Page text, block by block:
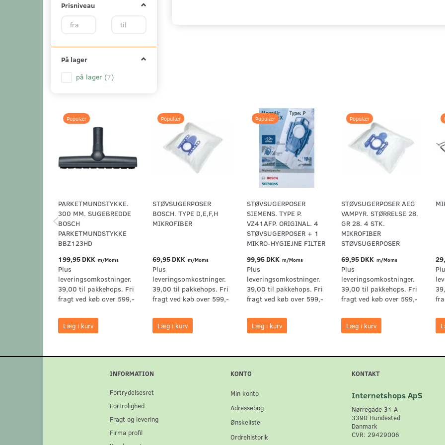
Prisniveau
På lager
på lager (7)
Populær
PARKETMUNDSTYKKE.
300 MM. SUGEBREDDE
BOSCH
PARKETMUNDSTYKKE
BBZ123HD
199,95 DKK m/Moms
Plus
leveringsomkostninger.
39,00 til pakkehops. Fri
fragt ved køb over 599,-
Læg i kurv
Populær
STØVSUGERPOSER
BOSCH. TYPE D,E,F,H
MIKROFIBER
69,95 DKK m/Moms
Plus
leveringsomkostninger.
39,00 til pakkehops. Fri
fragt ved køb over 599,-
Læg i kurv
Populær
STØVSUGERPOSER
SIEMENS. TYPE P.
VZ41AFP. ORIGINAL. 4
STØVSUGERPOSER + 1
MIKRO-HYGIEJNE FILTER
99,95 DKK m/Moms
Plus
leveringsomkostninger.
39,00 til pakkehops. Fri
fragt ved køb over 599,-
Læg i kurv
Populær
STØVSUGERPOSER AEG
VAMPYR. STØRRELSE 28.
GR 28. 4 STK.
MIKROFIBER
STØVSUGERPOSER
69,95 DKK m/Moms
Plus
leveringsomkostninger.
39,00 til pakkehops. Fri
fragt ved køb over 599,-
Læg i kurv
INFORMATION
Fortrydelsesret
Fortrolighed
Fragt og levering
Firma profil
KONTO
Min konto
Adressebog
Ønskeliste
Ordrehistorik
KONTAKT
Internetshops ApS
Nørregade 31 A
3390 Hundested
Danmark
CVR: 29429006